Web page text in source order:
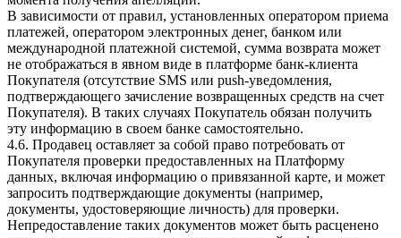
В зависимости от правил, установленных оператором приема
платежей, оператором электронных денег, банком или
международной платежной системой, сумма возврата может
не отображаться в явном виде в платформе банк-клиента
Покупателя (отсутствие SMS или push-уведомления,
подтверждающего зачисление возвращенных средств на счет
Покупателя). В таких случаях Покупатель обязан получить
эту информацию в своем банке самостоятельно.
4.6. Продавец оставляет за собой право потребовать от
Покупателя проверки предоставленных на Платформу
данных, включая информацию о привязанной карте, и может
запросить подтверждающие документы (например,
документы, удостоверяющие личность) для проверки.
Непредоставление таких документов может быть расценено